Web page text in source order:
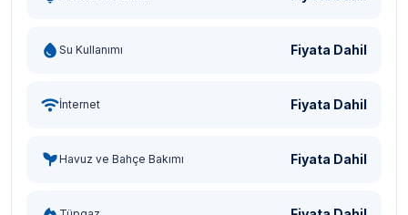
Su Kullanımı Fiyata Dahil
İnternet Fiyata Dahil
Havuz ve Bahçe Bakımı Fiyata Dahil